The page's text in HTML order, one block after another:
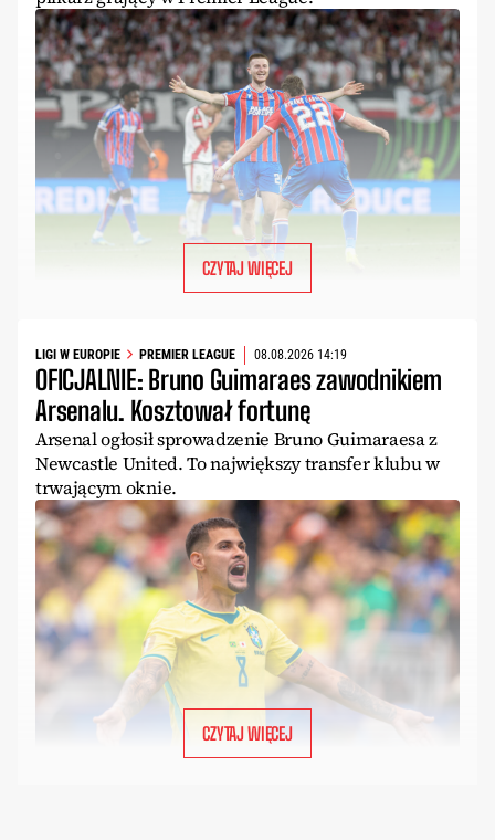
CZYTAJ WIĘCEJ
LIGI W EUROPIE PREMIER LEAGUE 08.08.2026 14:19
OFICJALNIE: Bruno Guimaraes zawodnikiem
Arsenalu. Kosztował fortunę
Arsenal ogłosił sprowadzenie Bruno Guimaraesa z
Newcastle United. To największy transfer klubu w
trwającym oknie.
CZYTAJ WIĘCEJ